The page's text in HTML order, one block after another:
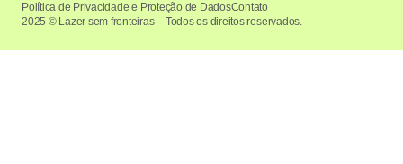
2025 © Lazer sem fronteiras – Todos os direitos reservados.
Política de Privacidade e Proteção de DadosContato